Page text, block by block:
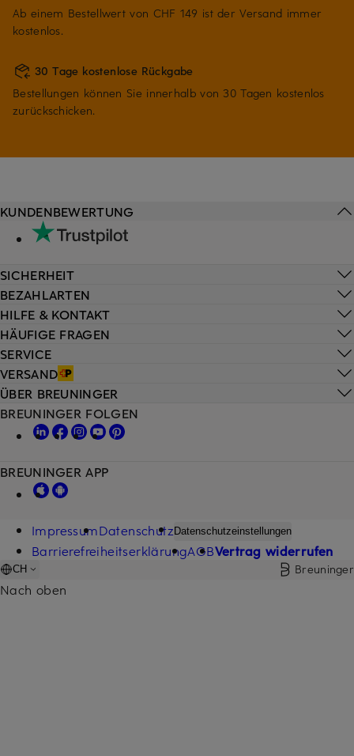
Ab einem Bestellwert von CHF 149 ist der Versand immer
kostenlos.
30 Tage kostenlose Rückgabe
Bestellungen können Sie innerhalb von 30 Tagen kostenlos
zurückschicken.
HILFE & KONTAKT
HÄUFIGE FRAGEN
SERVICE
VERSAND
KUNDENBEWERTUNG
SICHERHEIT
BEZAHLARTEN
ÜBER BREUNINGER
BREUNINGER FOLGEN
BREUNINGER APP
ImpressumDatenschutz Datenschutzeinstellungen
BarrierefreiheitserklärungAGBVertrag widerrufen
CH Breuninger
Nach oben